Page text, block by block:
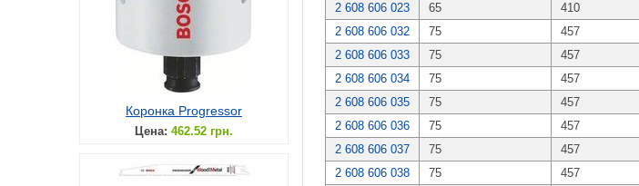
Коронка Progressor
Цена: 462.52 грн.
2 608 606 023
65 410
2 608 606 032
75 457
2 608 606 033
75 457
2 608 606 034
75 457
2 608 606 035
75 457
2 608 606 036
75 457
2 608 606 037
75 457
2 608 606 038
75 457